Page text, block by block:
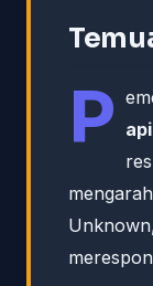
P